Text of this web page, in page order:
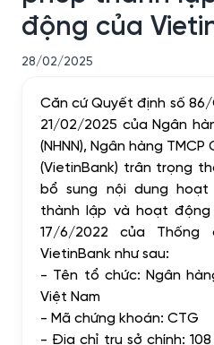
động của
28/02/2025
Căn cứ Quyết định số
21/02/2025 của Ngân
(NHNN), Ngân hàng
(VietinBank) trân trọng
bổ sung nội dung
thành lập và hoạt động
17/6/2022 của Thống
VietinBank như sau:
- Tên tổ chức: Ngân
Việt Nam
- Mã chứng khoán: CTG
- Địa chỉ trụ sở chính: